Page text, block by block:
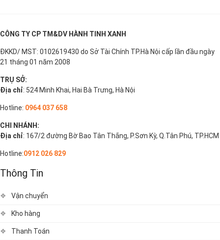
CÔNG TY CP TM&DV HÀNH TINH XANH
ĐKKD/ MST: 0102619430 do Sở Tài Chính TP.Hà Nội cấp lần đầu ngày
21 tháng 01 năm 2008
TRỤ SỞ:
Địa chỉ: 524 Minh Khai, Hai Bà Trưng, Hà Nội
Hotline: 0964 037 658
CHI NHÁNH:
Địa chỉ: 167/2 đường Bờ Bao Tân Thắng, P.Sơn Kỳ, Q.Tân Phú, TP.HCM
Hotline:0912 026 829
Thông Tin
Vận chuyển
Kho hàng
Thanh Toán